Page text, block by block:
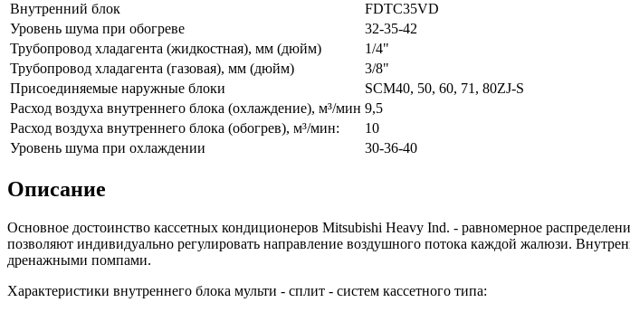
Внутренний блок
FDTC35VD
Уровень шума при обогреве
32-35-42
Трубопровод хладагента (жидкостная), мм (дюйм)
1/4"
Трубопровод хладагента (газовая), мм (дюйм)
3/8"
Присоединяемые наружные блоки
SCM40, 50, 60, 71, 80ZJ-S
Расход воздуха внутреннего блока (охлаждение), м³/мин 9,5
Расход воздуха внутреннего блока (обогрев), м³/мин:
10
Уровень шума при охлаждении
30-36-40
Описание
Основное достоинство кассетных кондиционеров Mitsubishi Heavy Ind. - равномерное
позволяют индивидуально регулировать направление воздушного потока каждой жалюзи.
дренажными помпами.
Характеристики внутреннего блока мульти - сплит - систем кассетного типа: